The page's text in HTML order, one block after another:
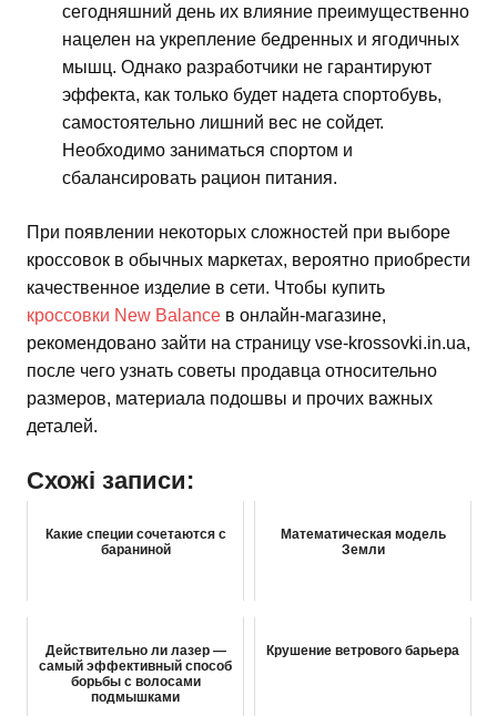
сегодняшний день их влияние преимущественно
нацелен на укрепление бедренных и ягодичных
мышц. Однако разработчики не гарантируют
эффекта, как только будет надета спортобувь,
самостоятельно лишний вес не сойдет.
Необходимо заниматься спортом и
сбалансировать рацион питания.
При появлении некоторых сложностей при выборе
кроссовок в обычных маркетах, вероятно приобрести
качественное изделие в сети. Чтобы купить
кроссовки New Balance в онлайн-магазине,
рекомендовано зайти на страницу vse-krossovki.in.ua,
после чего узнать советы продавца относительно
размеров, материала подошвы и прочих важных
деталей.
Схожі записи:
Какие специи сочетаются с
бараниной
Математическая модель
Земли
Действительно ли лазер —
самый эффективный способ
борьбы с волосами
подмышками
Крушение ветрового барьера